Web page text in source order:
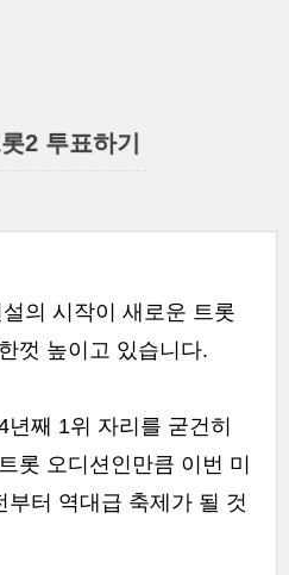
2 투표하기
의 시작이 새로운 트롯
껏 높이고 있습니다.
째 1위 자리를 굳건히
롯 오디션인만큼 이번 미
터 역대급 축제가 될 것